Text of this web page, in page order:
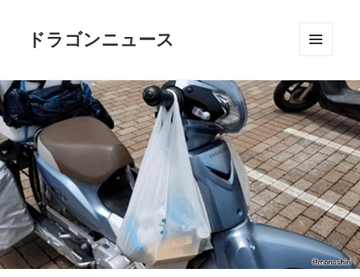
ドラゴンニュース
ーとウ
ィジェ
ット